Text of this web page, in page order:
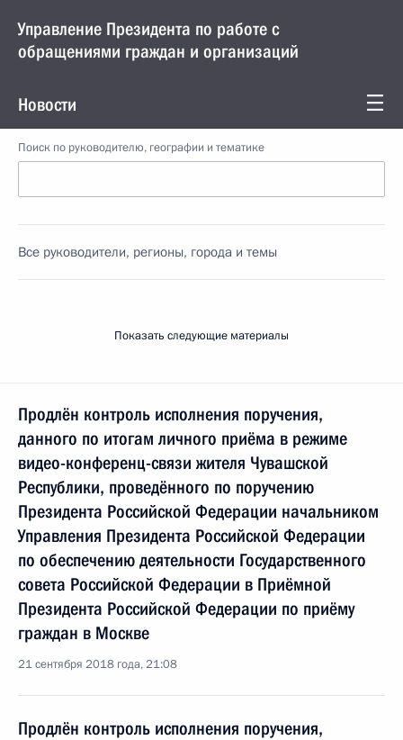
Управление Президента по работе с
обращениями граждан и организаций
Новости
Поиск по руководителю, географии и тематике
Все руководители, регионы, города и темы
Показать следующие материалы
Продлён контроль исполнения поручения,
данного по итогам личного приёма в режиме
видео-конференц-связи жителя Чувашской
Республики, проведённого по поручению
Президента Российской Федерации начальником
Управления Президента Российской Федерации
по обеспечению деятельности Государственного
совета Российской Федерации в Приёмной
Президента Российской Федерации по приёму
граждан в Москве
21 сентября 2018 года, 21:08
Продлён контроль исполнения поручения,